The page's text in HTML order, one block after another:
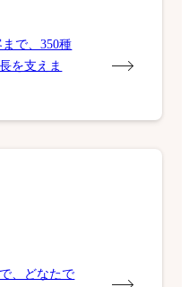
で、350種
を支えま
、どなたで